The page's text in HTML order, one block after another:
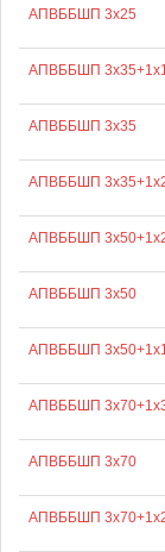
АПВББШП 3х25
АПВББШП
АПВББШП 3х35
АПВББШП
АПВББШП
АПВББШП 3х50
АПВББШП
АПВББШП
АПВББШП 3х70
АПВББШП